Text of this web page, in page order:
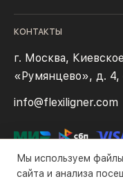
КОНТАКТЫ
г. Москва,
«Румянцево», д. 4,
info@flexiligner.com
Мы используем
сайта и анализа